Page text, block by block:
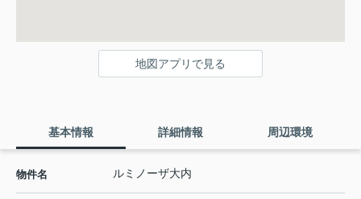
地図アプリで見る
基本情報 詳細情報 周辺環境
物件名 ルミノーザ大内